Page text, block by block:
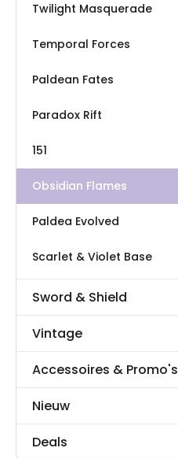
Twilight Masquerade
Temporal Forces
Paldean Fates
Paradox Rift
151
Obsidian Flames
Paldea Evolved
Scarlet & Violet Base
Sword & Shield
Vintage
Accessoires & Promo's
Nieuw
Deals